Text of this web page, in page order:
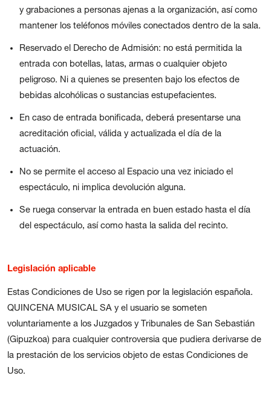
y grabaciones a personas ajenas a la organización, así como
mantener los teléfonos móviles conectados dentro de la sala.
Reservado el Derecho de Admisión: no está permitida la
entrada con botellas, latas, armas o cualquier objeto
peligroso. Ni a quienes se presenten bajo los efectos de
bebidas alcohólicas o sustancias estupefacientes.
En caso de entrada bonificada, deberá presentarse una
acreditación oficial, válida y actualizada el día de la
actuación.
No se permite el acceso al Espacio una vez iniciado el
espectáculo, ni implica devolución alguna.
Se ruega conservar la entrada en buen estado hasta el día
del espectáculo, así como hasta la salida del recinto.
Legislación aplicable
Estas Condiciones de Uso se rigen por la legislación española.
QUINCENA MUSICAL SA y el usuario se someten
voluntariamente a los Juzgados y Tribunales de San Sebastián
(Gipuzkoa) para cualquier controversia que pudiera derivarse de
la prestación de los servicios objeto de estas Condiciones de
Uso.